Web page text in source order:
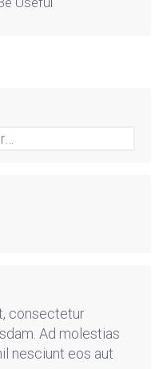
consectetur
Ad molestias
nesciunt eos aut